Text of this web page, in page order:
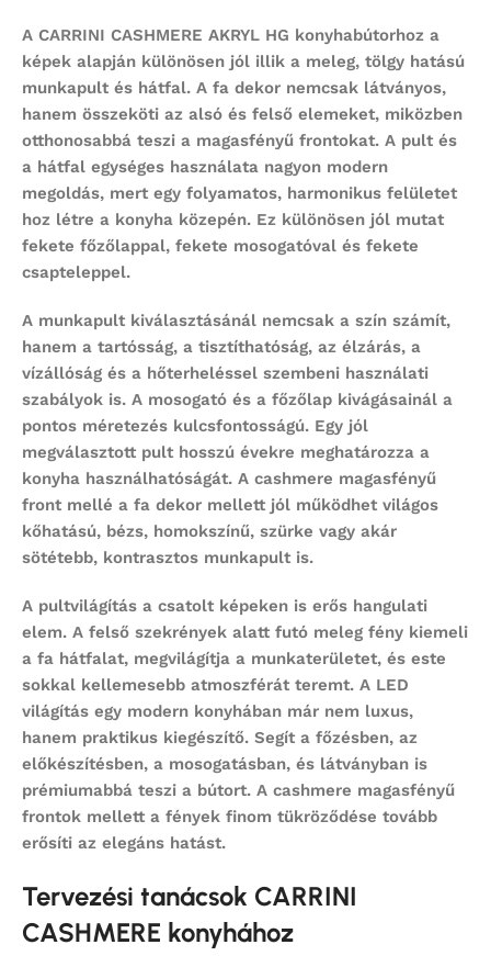
A CARRINI CASHMERE AKRYL HG konyhabútorhoz a
képek alapján különösen jól illik a meleg, tölgy hatású
munkapult és hátfal. A fa dekor nemcsak látványos,
hanem összeköti az alsó és felső elemeket, miközben
otthonosabbá teszi a magasfényű frontokat. A pult és
a hátfal egységes használata nagyon modern
megoldás, mert egy folyamatos, harmonikus felületet
hoz létre a konyha közepén. Ez különösen jól mutat
fekete főzőlappal, fekete mosogatóval és fekete
csapteleppel.
A munkapult kiválasztásánál nemcsak a szín számít,
hanem a tartósság, a tisztíthatóság, az élzárás, a
vízállóság és a hőterheléssel szembeni használati
szabályok is. A mosogató és a főzőlap kivágásainál a
pontos méretezés kulcsfontosságú. Egy jól
megválasztott pult hosszú évekre meghatározza a
konyha használhatóságát. A cashmere magasfényű
front mellé a fa dekor mellett jól működhet világos
kőhatású, bézs, homokszínű, szürke vagy akár
sötétebb, kontrasztos munkapult is.
A pultvilágítás a csatolt képeken is erős hangulati
elem. A felső szekrények alatt futó meleg fény kiemeli
a fa hátfalat, megvilágítja a munkaterületet, és este
sokkal kellemesebb atmoszférát teremt. A LED
világítás egy modern konyhában már nem luxus,
hanem praktikus kiegészítő. Segít a főzésben, az
előkészítésben, a mosogatásban, és látványban is
prémiumabbá teszi a bútort. A cashmere magasfényű
frontok mellett a fények finom tükröződése tovább
erősíti az elegáns hatást.
Tervezési tanácsok CARRINI
CASHMERE konyhához